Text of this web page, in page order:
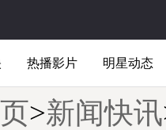
热播影片 明星动态
>新闻快讯